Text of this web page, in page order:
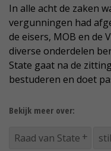
In alle acht de zaken
vergunningen had
de eisers, MOB en de
diverse onderdelen
State gaat na de
bestuderen en doet
Bekijk meer over:
Raad van State